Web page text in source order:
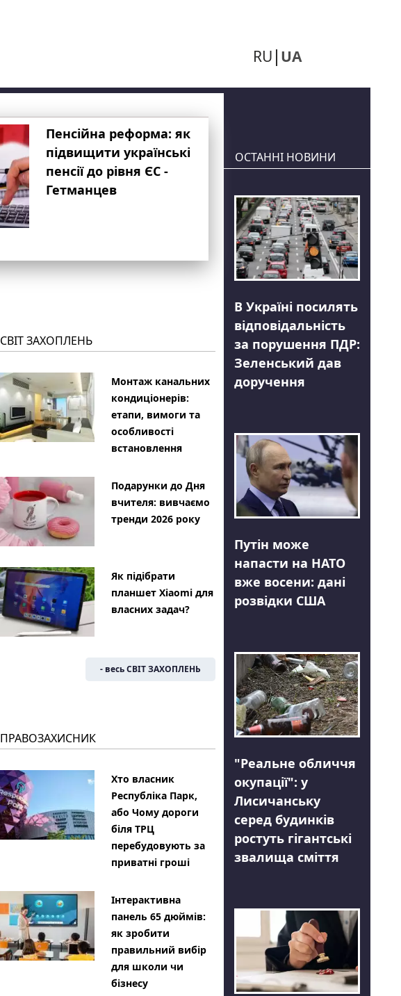
RU UA
Пенсійна реформа: як
підвищити українські
пенсії до рівня ЄС -
Гетманцев
СВІТ ЗАХОПЛЕНЬ
Монтаж канальних
кондиціонерів:
етапи, вимоги та
особливості
встановлення
Подарунки до Дня
вчителя: вивчаємо
тренди 2026 року
Як підібрати
планшет Xiaomi для
власних задач?
- весь СВІТ ЗАХОПЛЕНЬ
ПРАВОЗАХИСНИК
Хто власник
Республіка Парк,
або Чому дороги
біля ТРЦ
перебудовують за
приватні гроші
Інтерактивна
панель 65 дюймів:
як зробити
правильний вибір
для школи чи
бізнесу
ОСТАННІ НОВИНИ
В Україні посилять
відповідальність
за порушення ПДР:
Зеленський дав
доручення
Путін може
напасти на НАТО
вже восени: дані
розвідки США
"Реальне обличчя
окупації": у
Лисичанську
серед будинків
ростуть гігантські
звалища сміття